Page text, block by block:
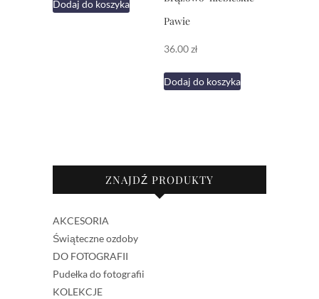
Dodaj do koszyka
Pawie
36.00zł
Dodaj do koszyka
ZNAJDŹ PRODUKTY
AKCESORIA
Świąteczne ozdoby
DO FOTOGRAFII
Pudełka do fotografii
KOLEKCJE